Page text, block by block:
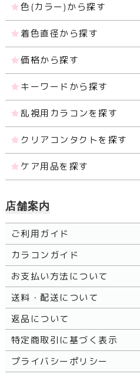
色(カラー)から探す
着色直径から探す
価格から探す
キーワードから探す
乱視用カラコンを探す
クリアコンタクトを探す
ケア用品を探す
店舗案内
ご利用ガイド
カラコンガイド
お支払い方法について
送料・配送について
返品について
特定商取引に基づく表示
プライバシーポリシー